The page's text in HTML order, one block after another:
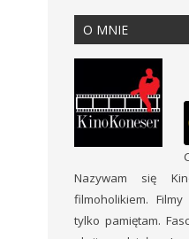
O MNIE
Nazywam się
filmoholikiem.
tylko pamiętam.